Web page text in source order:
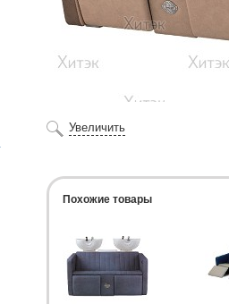
Увеличить
Похожие товары